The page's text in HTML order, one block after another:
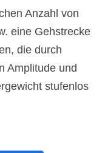
Anzahl von
eine Gehstrecke
die durch
Amplitude und
stufenlos